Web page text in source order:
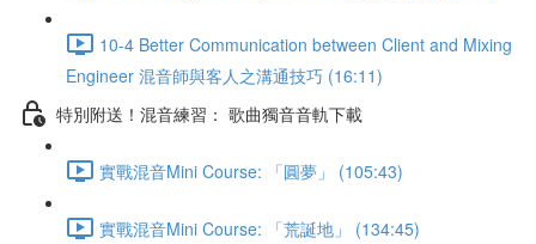
10-4 Better Communication between Client and Mixing
Engineer 混音師與客人之溝通技巧 (16:11)
特別附送！混音練習： 歌曲獨音音軌下載
實戰混音Mini Course: 「圓夢」 (105:43)
實戰混音Mini Course: 「荒誕地」 (134:45)